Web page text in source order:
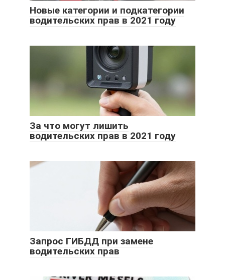
Новые категории и подкатегории
водительских прав в 2021 году
За что могут лишить
водительских прав в 2021 году
Запрос ГИБДД при замене
водительских прав